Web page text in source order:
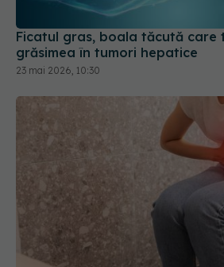
23 mai 2026, 10:30
Diareea, semnalul de alarmă al
dezechilibrat. Ce ascunde, de
20 mai 2026, 18:48